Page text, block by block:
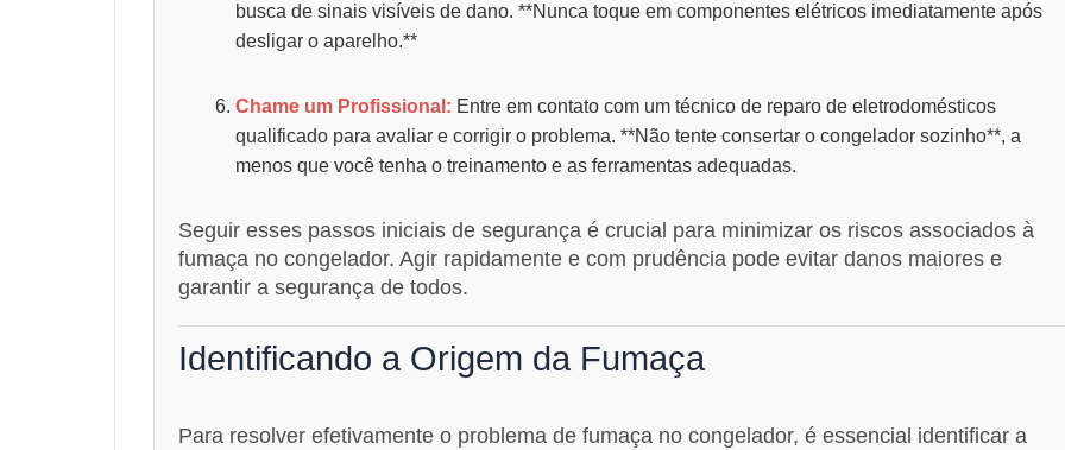
busca de sinais visíveis de dano. **Nunca toque em componentes elétricos imediatamente após
desligar o aparelho.**
Chame um Profissional: Entre em contato com um técnico de reparo de eletrodomésticos
qualificado para avaliar e corrigir o problema. **Não tente consertar o congelador sozinho**, a
menos que você tenha o treinamento e as ferramentas adequadas.
Seguir esses passos iniciais de segurança é crucial para minimizar os riscos associados à
fumaça no congelador. Agir rapidamente e com prudência pode evitar danos maiores e
garantir a segurança de todos.
Identificando a Origem da Fumaça
Para resolver efetivamente o problema de fumaça no congelador, é essencial identificar a